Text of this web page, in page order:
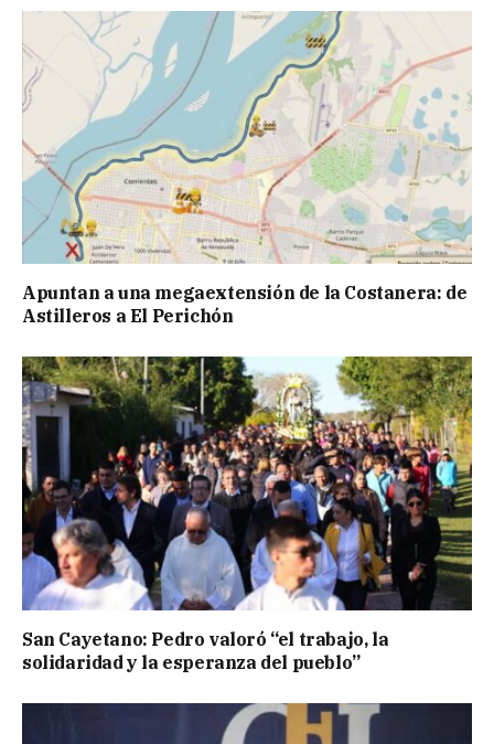
Apuntan a una megaextensión de la Costanera: de
Astilleros a El Perichón
San Cayetano: Pedro valoró “el trabajo, la
solidaridad y la esperanza del pueblo”